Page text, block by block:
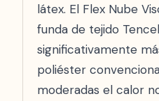
látex. El Flex Nube
funda de tejido
significativamente
poliéster
moderadas el calor